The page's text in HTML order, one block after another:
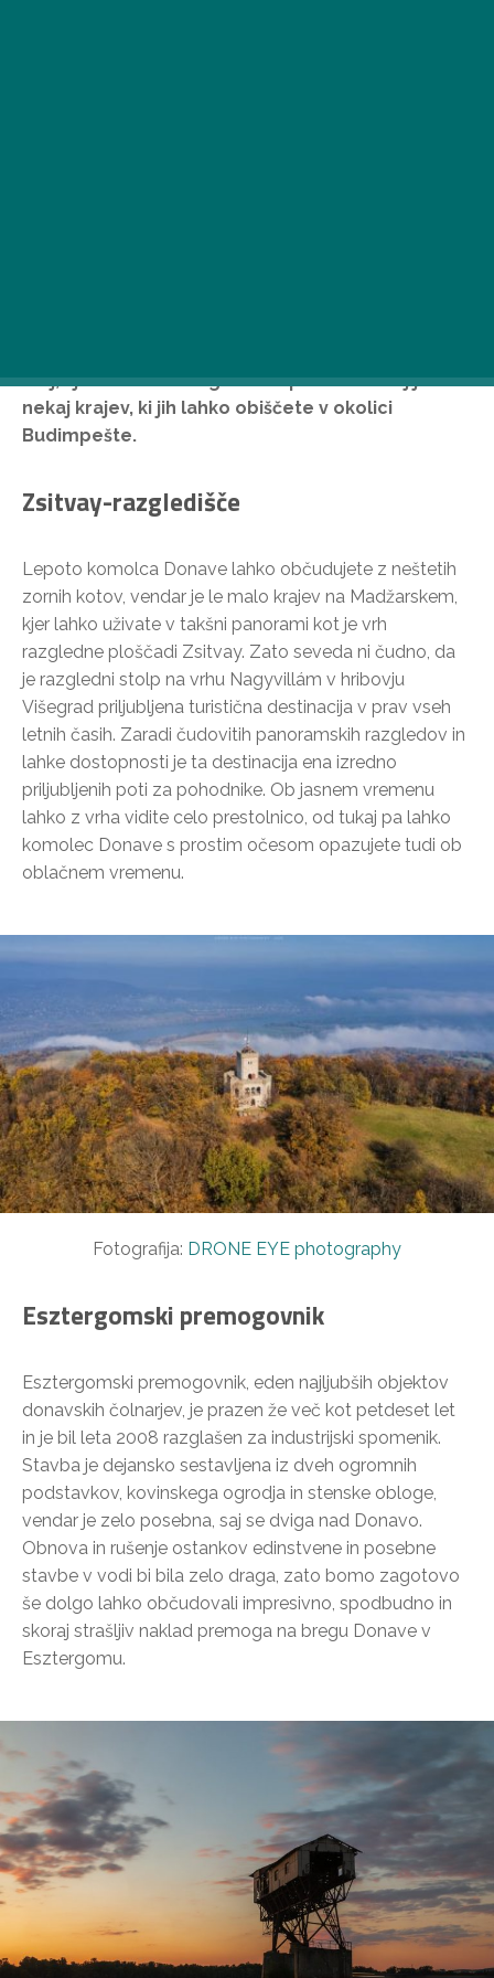
kraj, kjer se boste zagotovo sprostili. Tukaj je
nekaj krajev, ki jih lahko obiščete v okolici
Budimpešte.
Zsitvay-razgledišče
Lepoto komolca Donave lahko občudujete z neštetih
zornih kotov, vendar je le malo krajev na Madžarskem,
kjer lahko uživate v takšni panorami kot je vrh
razgledne ploščadi Zsitvay. Zato seveda ni čudno, da
je razgledni stolp na vrhu Nagyvillám v hribovju
Višegrad priljubljena turistična destinacija v prav vseh
letnih časih. Zaradi čudovitih panoramskih razgledov in
lahke dostopnosti je ta destinacija ena izredno
priljubljenih poti za pohodnike. Ob jasnem vremenu
lahko z vrha vidite celo prestolnico, od tukaj pa lahko
komolec Donave s prostim očesom opazujete tudi ob
oblačnem vremenu.
Fotografija: DRONE EYE photography
Esztergomski premogovnik
Esztergomski premogovnik, eden najljubših objektov
donavskih čolnarjev, je prazen že več kot petdeset let
in je bil leta 2008 razglašen za industrijski spomenik.
Stavba je dejansko sestavljena iz dveh ogromnih
podstavkov, kovinskega ogrodja in stenske obloge,
vendar je zelo posebna, saj se dviga nad Donavo.
Obnova in rušenje ostankov edinstvene in posebne
stavbe v vodi bi bila zelo draga, zato bomo zagotovo
še dolgo lahko občudovali impresivno, spodbudno in
skoraj strašljiv naklad premoga na bregu Donave v
Esztergomu.